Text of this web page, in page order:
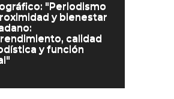
"Periodismo
y bienestar
calidad
y función